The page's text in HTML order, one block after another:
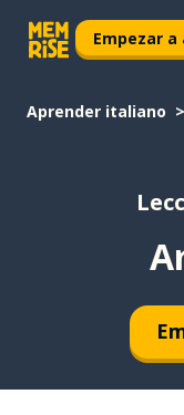
Empezar
Aprender italiano